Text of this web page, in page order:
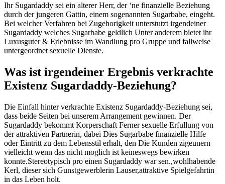
Ihr Sugardaddy sei ein alterer Herr, der ‘ne finanzielle Beziehung
durch der jungeren Gattin, einem sogenannten Sugarbabe, eingeht.
Bei welcher Verfahren bei Zugehorigkeit unterstutzt irgendeiner
Sugardaddy welches Sugarbabe geldlich Unter anderem bietet ihr
Luxusguter & Erlebnisse im Wandlung pro Gruppe und fallweise
untergeordnet sexuelle Dienste.
Was ist irgendeiner Ergebnis verkrachte
Existenz Sugardaddy-Beziehung?
Die Einfall hinter verkrachte Existenz Sugardaddy-Beziehung sei,
dass beide Seiten bei unserem Arrangement gewinnen. Der
Sugardaddy bekommt Korperschaft Ferner sexuelle Erfullung von
der attraktiven Partnerin, dabei Dies Sugarbabe finanzielle Hilfe
oder Eintritt zu dem Lebensstil erhalt, den Die Kunden zigeunern
vielleicht wenn das nicht moglich ist keineswegs bewirken
konnte.Stereotypisch pro einen Sugardaddy war sen.,wohlhabende
Kerl, dieser sich Gunstgewerblerin Lauser,attraktive Spielgefahrtin
in das Leben holt.